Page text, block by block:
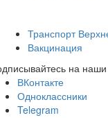
Транспорт
Вакцинация
на наши
ВКонтакте
Одноклассники
Telegram